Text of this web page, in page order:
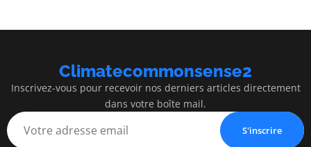
Climatecommonsense2
Inscrivez-vous pour recevoir nos derniers articles directement
dans votre boîte mail.
S'inscrire